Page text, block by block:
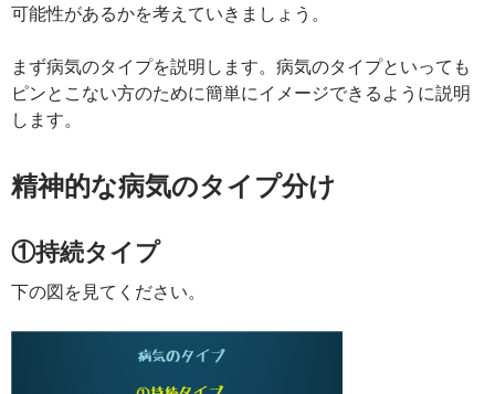
可能性があるかを考えていきましょう。
まず病気のタイプを説明します。病気のタイプといっても
ピンとこない方のために簡単にイメージできるように説明
します。
精神的な病気のタイプ分け
①持続タイプ
下の図を見てください。